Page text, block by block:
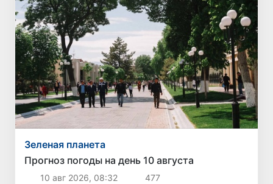
Зеленая планета
Прогноз погоды на день 10 августа
10 авг 2026, 08:32 477